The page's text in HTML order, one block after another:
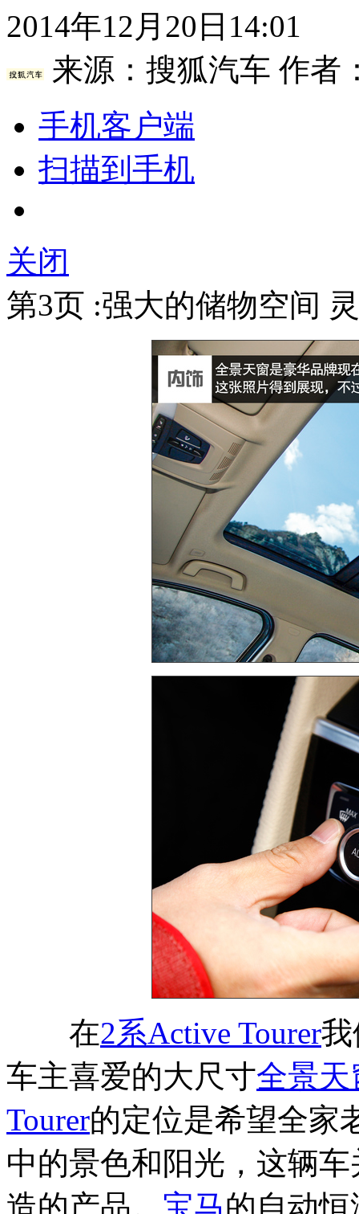
2014年12月20日14:01
来源： 搜狐汽车 作者
手机客户端
扫描到手机
关闭
第3页 :强大的储物空间
在2系Active Tourer
车主喜爱的大尺寸全景天
Tourer的定位是希望全家
中的景色和阳光，这辆
造的产品。 宝马的自动恒